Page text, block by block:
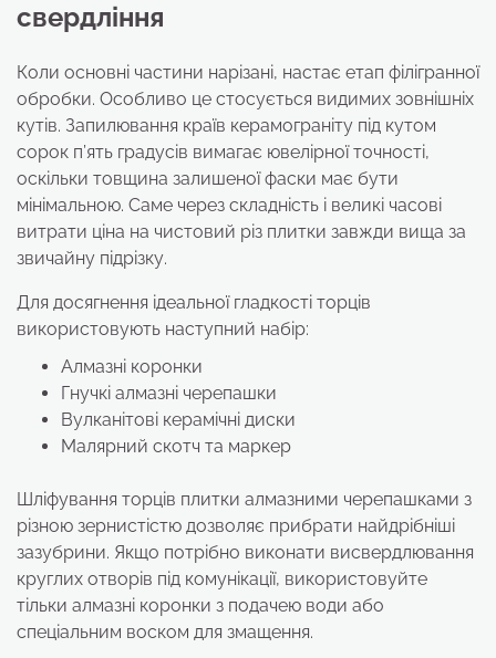
свердління
Коли основні частини нарізані, настає етап філігранної
обробки. Особливо це стосується видимих зовнішніх
кутів. Запилювання країв керамограніту під кутом
сорок п’ять градусів вимагає ювелірної точності,
оскільки товщина залишеної фаски має бути
мінімальною. Саме через складність і великі часові
витрати ціна на чистовий різ плитки завжди вища за
звичайну підрізку.
Для досягнення ідеальної гладкості торців
використовують наступний набір:
Алмазні коронки
Гнучкі алмазні черепашки
Вулканітові керамічні диски
Малярний скотч та маркер
Шліфування торців плитки алмазними черепашками з
різною зернистістю дозволяє прибрати найдрібніші
зазубрини. Якщо потрібно виконати висвердлювання
круглих отворів під комунікації, використовуйте
тільки алмазні коронки з подачею води або
спеціальним воском для змащення.